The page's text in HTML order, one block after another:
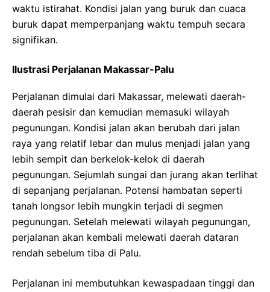
waktu istirahat. Kondisi jalan yang buruk dan cuaca
buruk dapat memperpanjang waktu tempuh secara
signifikan.
Ilustrasi Perjalanan Makassar-Palu
Perjalanan dimulai dari Makassar, melewati daerah-
daerah pesisir dan kemudian memasuki wilayah
pegunungan. Kondisi jalan akan berubah dari jalan
raya yang relatif lebar dan mulus menjadi jalan yang
lebih sempit dan berkelok-kelok di daerah
pegunungan. Sejumlah sungai dan jurang akan terlihat
di sepanjang perjalanan. Potensi hambatan seperti
tanah longsor lebih mungkin terjadi di segmen
pegunungan. Setelah melewati wilayah pegunungan,
perjalanan akan kembali melewati daerah dataran
rendah sebelum tiba di Palu.
Perjalanan ini membutuhkan kewaspadaan tinggi dan